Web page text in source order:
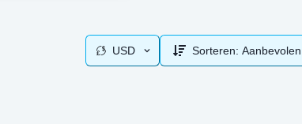
USD Sorteren: Aanbevolen